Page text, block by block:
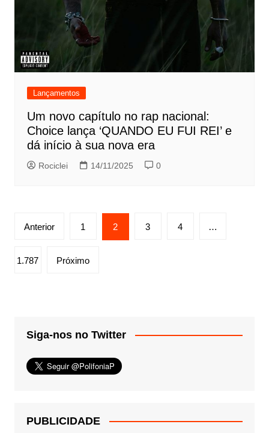
Lançamentos
Um novo capítulo no rap nacional:
Choice lança ‘QUANDO EU FUI REI’ e
dá início à sua nova era
Rociclei 14/11/2025 0
Paginação
posts
Anterior 1 2 3 4 …
1.787 Próximo
Siga-nos no Twitter
PUBLICIDADE